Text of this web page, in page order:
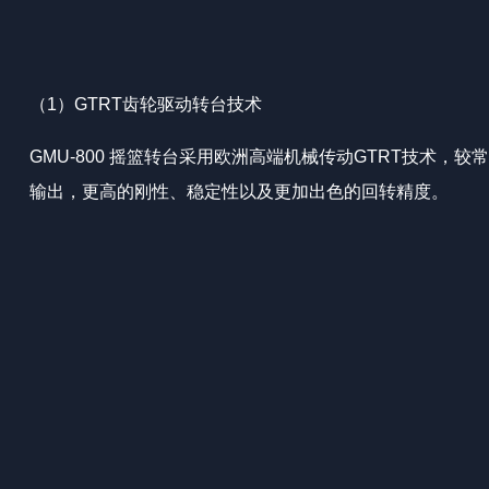
（1）GTRT齿轮驱动转台技术
GMU-800 摇篮转台采用欧洲高端机械传动GTRT技术，较
输出，更高的刚性、稳定性以及更加出色的回转精度。